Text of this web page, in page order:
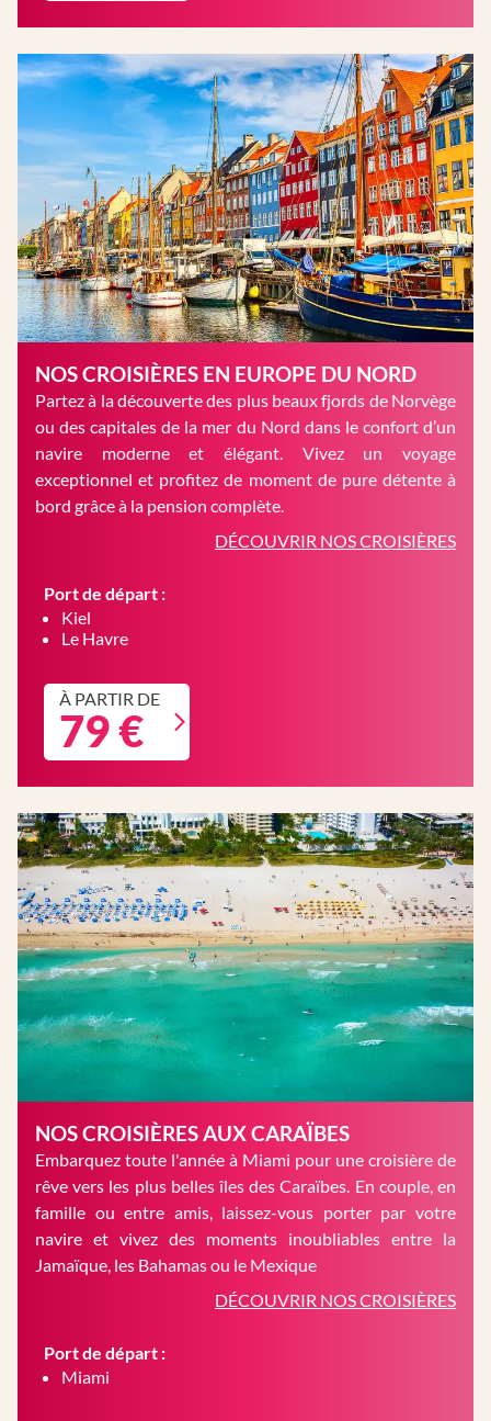
NOS CROISIÈRES EN EUROPE DU NORD
Partez à la découverte des plus beaux fjords de Norvège
ou des capitales de la mer du Nord dans le confort d’un
navire moderne et élégant. Vivez un voyage
exceptionnel et profitez de moment de pure détente à
bord grâce à la pension complète.
DÉCOUVRIR NOS CROISIÈRES
Port de départ :
Kiel
Le Havre
À PARTIR DE
79 €
NOS CROISIÈRES AUX CARAÏBES
Embarquez toute l'année à Miami pour une croisière de
rêve vers les plus belles îles des Caraïbes. En couple, en
famille ou entre amis, laissez-vous porter par votre
navire et vivez des moments inoubliables entre la
Jamaïque, les Bahamas ou le Mexique
DÉCOUVRIR NOS CROISIÈRES
Port de départ :
Miami